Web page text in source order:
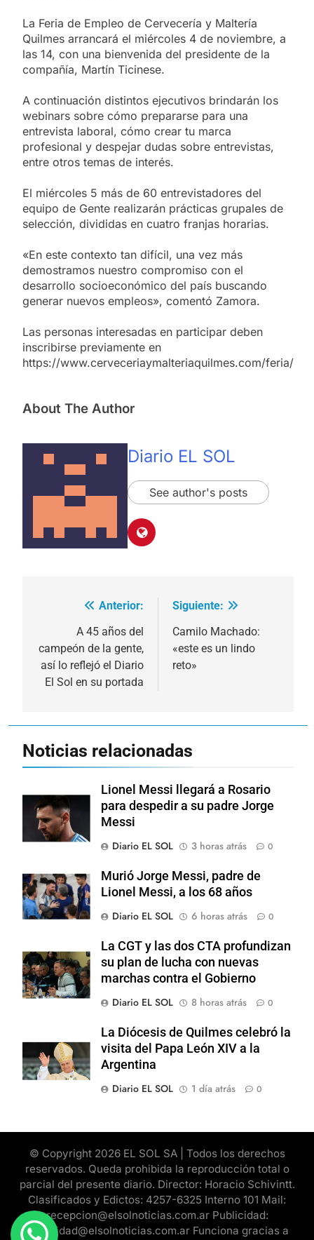
La Feria de Empleo de Cervecería y Maltería
Quilmes arrancará el miércoles 4 de noviembre, a
las 14, con una bienvenida del presidente de la
compañía, Martín Ticinese.
A continuación distintos ejecutivos brindarán los
webinars sobre cómo prepararse para una
entrevista laboral, cómo crear tu marca
profesional y despejar dudas sobre entrevistas,
entre otros temas de interés.
El miércoles 5 más de 60 entrevistadores del
equipo de Gente realizarán prácticas grupales de
selección, divididas en cuatro franjas horarias.
«En este contexto tan difícil, una vez más
demostramos nuestro compromiso con el
desarrollo socioeconómico del país buscando
generar nuevos empleos», comentó Zamora.
Las personas interesadas en participar deben
inscribirse previamente en
https://www.cerveceriaymalteriaquilmes.com/feria/
About The Author
Diario EL SOL
See author's posts
Navegación
entradas
Anterior:
A 45 años del
campeón de la gente,
así lo reflejó el Diario
El Sol en su portada
Siguiente:
Camilo Machado:
«este es un lindo
reto»
Noticias relacionadas
Lionel Messi llegará a Rosario
para despedir a su padre Jorge
Messi
Diario EL SOL
3 horas atrás 0
Murió Jorge Messi, padre de
Lionel Messi, a los 68 años
Diario EL SOL
6 horas atrás 0
La CGT y las dos CTA profundizan
su plan de lucha con nuevas
marchas contra el Gobierno
Diario EL SOL
8 horas atrás 0
La Diócesis de Quilmes celebró la
visita del Papa León XIV a la
Argentina
Diario EL SOL
1 día atrás 0
© Copyright 2026 EL SOL SA | Todos los derechos
reservados. Queda prohibida la reproducción total o
parcial del presente diario. Director: Horacio Schivintt.
Clasificados y Edictos: 4257-6325 Interno 101 Mail:
recepcion@elsolnoticias.com.ar Publicidad:
publicidad@elsolnoticias.com.ar Funciona gracias a